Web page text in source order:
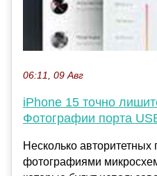
06:11, 09 Авг
iPhone 15 точно
Фотографии порта
Несколько авторитетных
фотографиями